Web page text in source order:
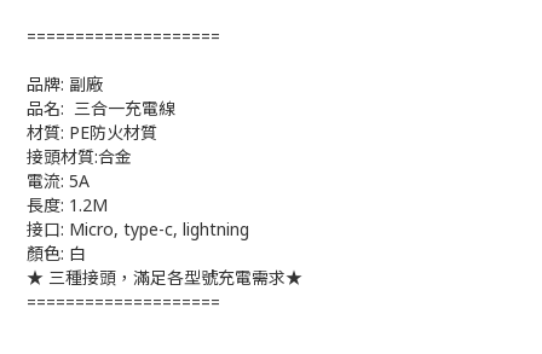
====================
品牌: 副廠
品名: 三合一充電線
材質: PE防火材質
接頭材質:合金
電流: 5A
長度: 1.2M
接口: Micro, type-c, lightning
顏色: 白
★ 三種接頭，滿足各型號充電需求★
====================